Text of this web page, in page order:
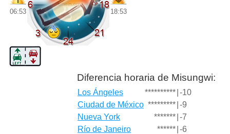
06:53 18:53
Diferencia horaria de Misungwi:
Los Ángeles ********** -10
Ciudad de México ********* -9
Nueva York
******* -7
Río de Janeiro
****** -6